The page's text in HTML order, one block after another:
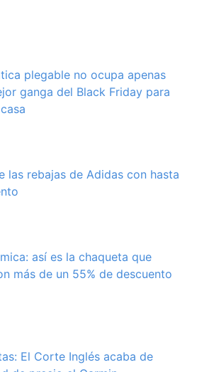
plegable no ocupa apenas
ganga del Black Friday para
las rebajas de Adidas con hasta
así es la chaqueta que
más de un 55% de descuento
El Corte Inglés acaba de